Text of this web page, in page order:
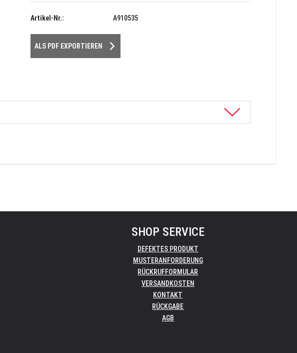
Artikel-Nr.: A910535
ALS PDF EXPORTIEREN
SHOP SERVICE
DEFEKTES PRODUKT
MUSTERANFORDERUNG
RÜCKRUFFORMULAR
VERSANDKOSTEN
KONTAKT
RÜCKGABE
AGB